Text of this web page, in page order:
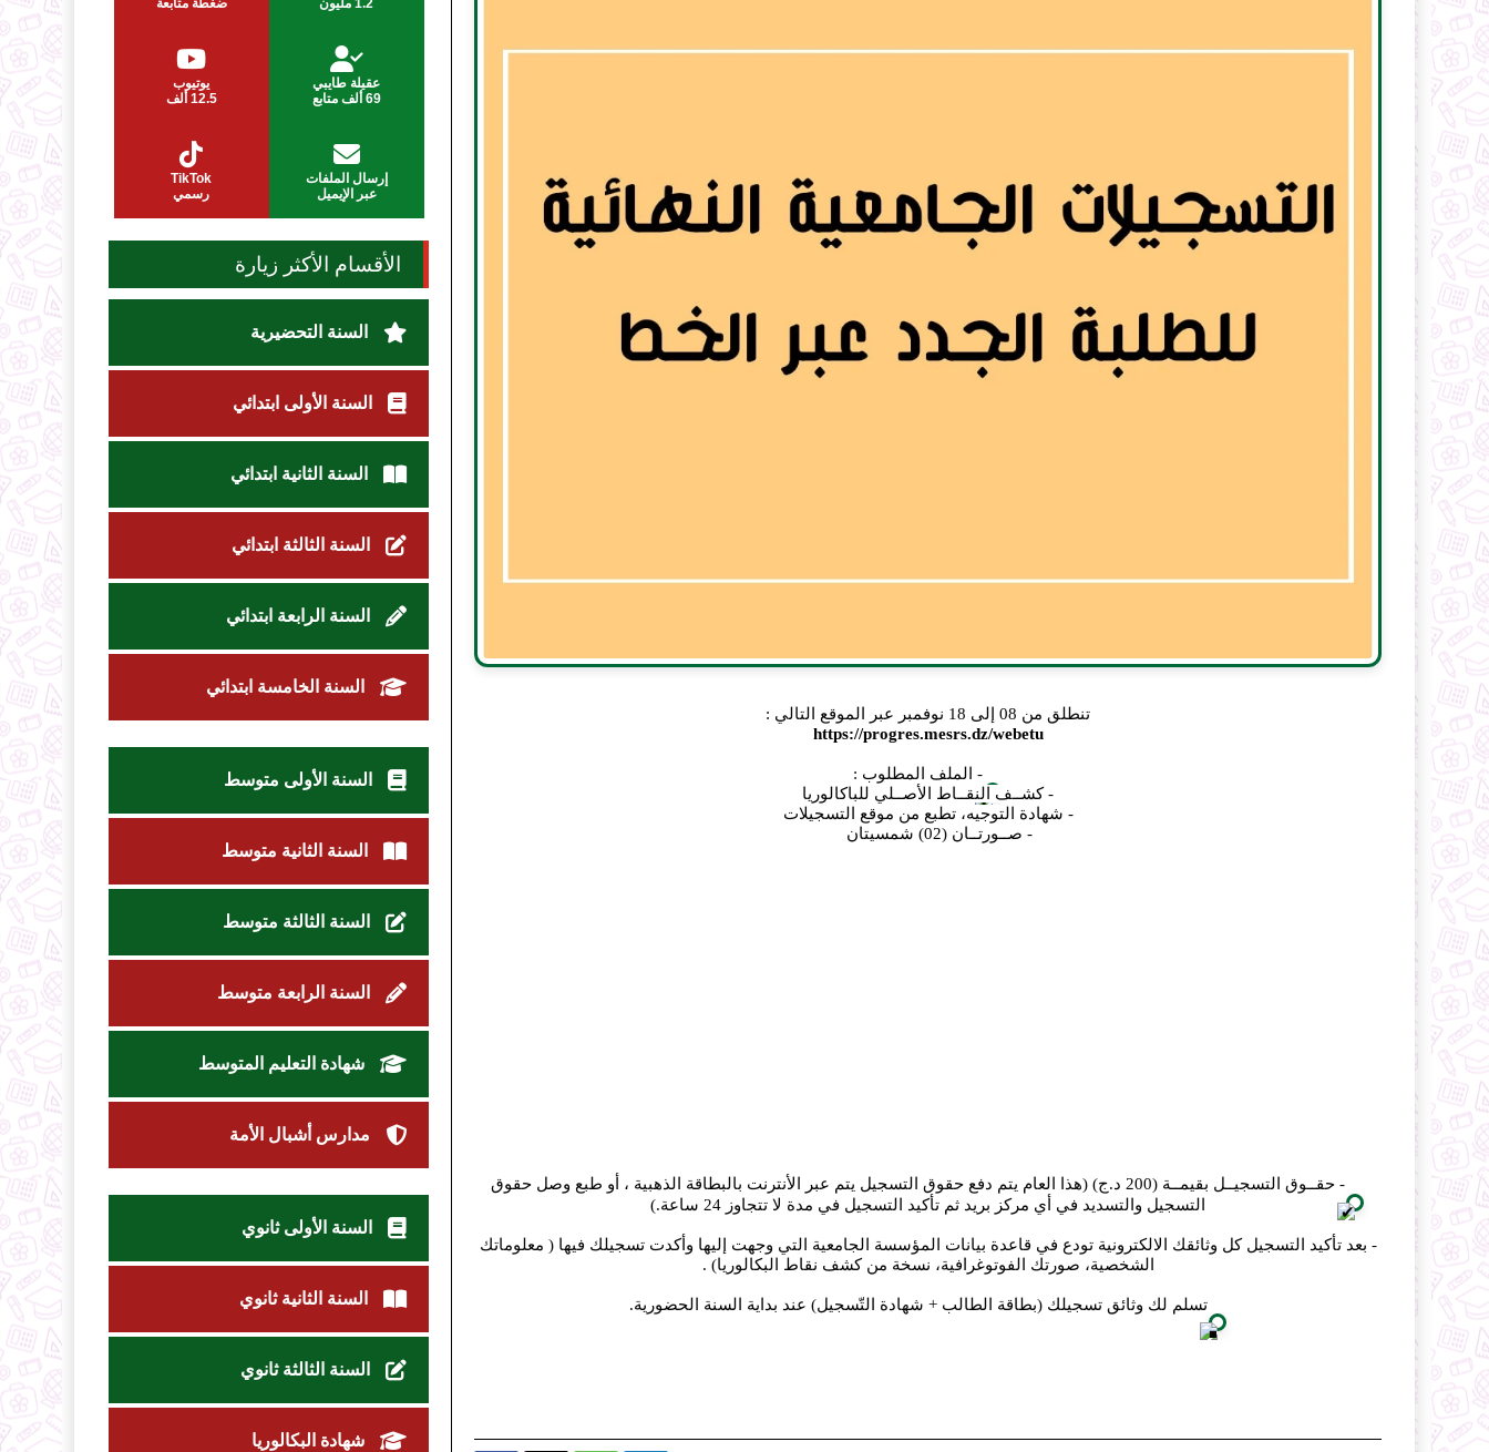
تنطلق من 08 إلى 18 نوفمبر عبر الموقع التالي :
https://progres.mesrs.dz/webetu
- الملف المطلوب :
- كشــف النقــاط الأصــلي للباكالوريا
- شهادة التوجيه، تطبع من موقع التسجيلات
- صــورتــان (02) شمسيتان
- حقــوق التسجيــل بقيمــة (200 د.ج) (هذا العام يتم دفع حقوق التسجيل يتم عبر الأنترنت بالبطاقة الذهبية ، أو طبع وصل حقوق
التسجيل والتسديد في أي مرکز برید ثم تأكيد التسجيل في مدة لا تتجاوز 24 ساعة.)
- بعد تأكيد التسجيل كل وثائقك الالكترونية تودع في قاعدة بيانات المؤسسة الجامعية التي وجهت إليها وأكدت تسجيلك فيها ( معلوماتك
الشخصية، صورتك الفوتوغرافية، نسخة من كشف نقاط البكالوريا) .
تسلم لك وثائق تسجيلك (بطاقة الطالب + شهادة التّسجيل) عند بداية السنة الحضورية.
عقيلة طايبي
69 ألف متابع
يوتيوب
12.5 ألف
إرسال الملفات
عبر الإيميل
TikTok
رسمي
الأقسام الأكثر زيارة
السنة التحضيرية
السنة الأولى ابتدائي
السنة الثانية ابتدائي
السنة الثالثة ابتدائي
السنة الرابعة ابتدائي
السنة الخامسة ابتدائي
السنة الأولى متوسط
السنة الثانية متوسط
السنة الثالثة متوسط
السنة الرابعة متوسط
شهادة التعليم المتوسط
مدارس أشبال الأمة
السنة الأولى ثانوي
السنة الثانية ثانوي
السنة الثالثة ثانوي
شهادة البكالوريا